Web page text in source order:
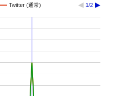
Twitter (通常) 1/2